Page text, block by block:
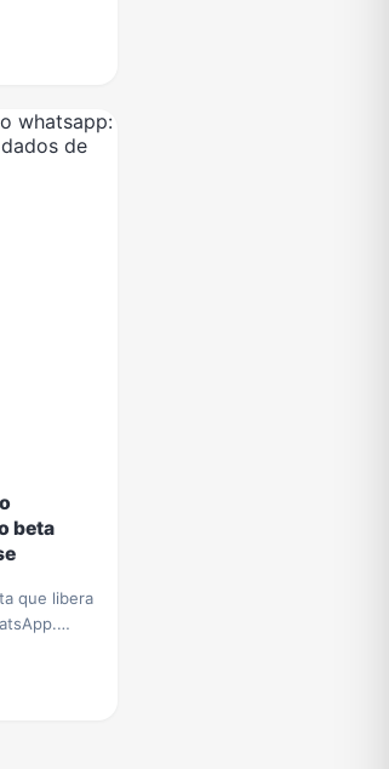
beta
que libera